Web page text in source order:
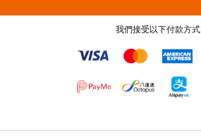
我們接受以下付款方式